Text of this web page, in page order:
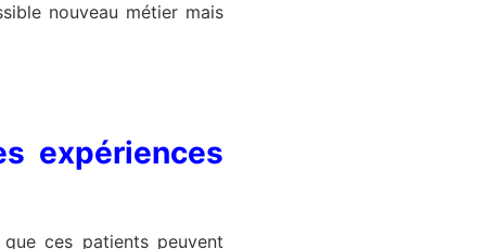
nouveau métier mais
expériences
ces patients peuvent